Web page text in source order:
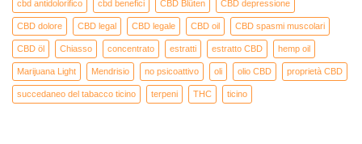
cbd antidolorifico cbd benefici CBD Blüten CBD depressione
CBD dolore CBD legal CBD legale CBD oil CBD spasmi muscolari
CBD öl Chiasso concentrato estratti estratto CBD hemp oil
Marijuana Light Mendrisio no psicoattivo oli olio CBD proprietà CBD
succedaneo del tabacco ticino terpeni THC ticino